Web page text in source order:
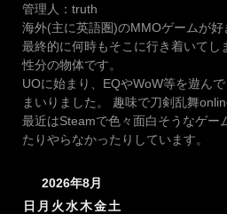
刀
剣
男
士
の
ビ
ジ
ュ
ル
の
管理人：truth
海外(主に英語圏)のMMOゲームが好
最終的に何時もそこに行き着いてし
性分の物体です。
UOに始まり、EQやWoW等を遊んで
まいりました。 趣味で刀剣乱舞
最近はSteamで色々面白そうなゲー
たりやらなかったりしています。
2026年8月
日 月 火水木金土